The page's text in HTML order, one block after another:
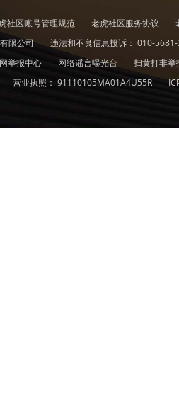
社区账号管理规范 老虎社区服务协议
限公司
违法和不良信息投诉： 010-
举报中心 网络谣言曝光台
扫黄打非
营业执照： 91110105MA01A4U55R